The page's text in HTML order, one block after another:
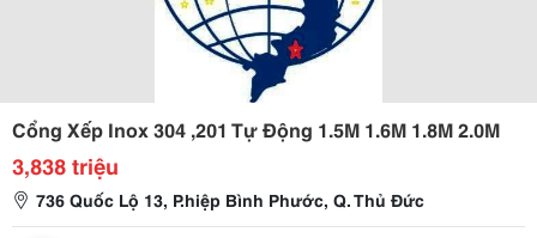
Cổng Xếp Inox 304 ,201 Tự Động 1.5M 1.6M 1.8M 2.0M
3,838 triệu
736 Quốc Lộ 13, P.hiệp Bình Phước, Q. Thủ Đức